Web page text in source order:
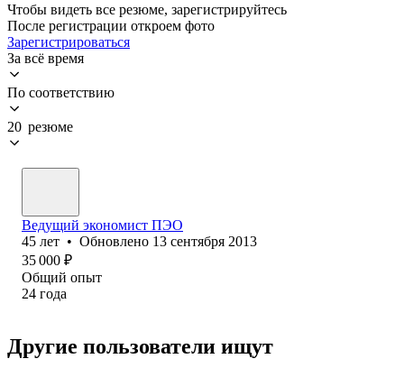
Чтобы видеть все резюме, зарегистрируйтесь
После регистрации откроем фото
Зарегистрироваться
За всё время
По соответствию
20 резюме
Ведущий экономист ПЭО
45 лет • Обновлено 13 сентября 2013
35 000 ₽
Общий опыт
24 года
Другие пользователи ищут